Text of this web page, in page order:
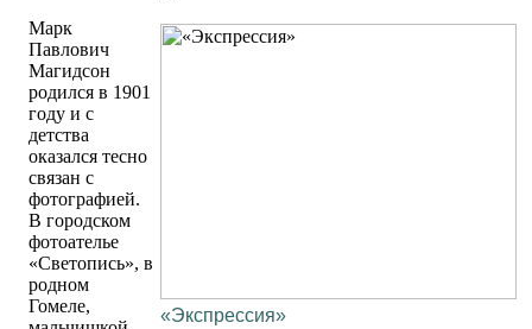
«Экспрессия»
Марк
Павлович
Магидсон
родился в 1901
году и с
детства
оказался тесно
связан с
фотографией.
В городском
фотоателье
«Светопись», в
родном
Гомеле,